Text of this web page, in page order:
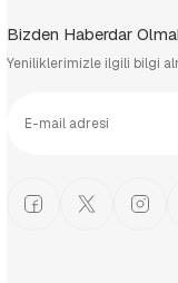
Bizden Haberdar
Yeniliklerimizle ilgili bilgi